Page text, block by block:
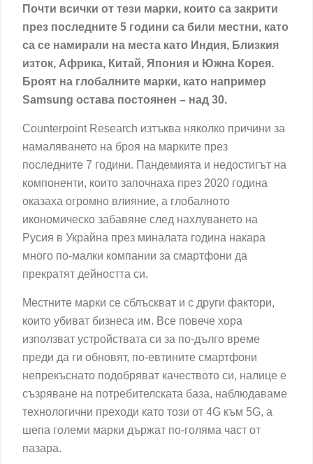
Почти всички от тези марки, които са закрити
през последните 5 години са били местни, като
са се намирали на места като Индия, Близкия
изток, Африка, Китай, Япония и Южна Корея.
Броят на глобалните марки, като например
Samsung остава постоянен – над 30.
Counterpoint Research изтъква няколко причини за
намаляването на броя на марките през
последните 7 години. Пандемията и недостигът на
компоненти, които започнаха през 2020 година
оказаха огромно влияние, а глобалното
икономическо забавяне след нахлуването на
Русия в Украйна през миналата година накара
много по-малки компании за смартфони да
прекратят дейността си.
Местните марки се сблъскват и с други фактори,
които убиват бизнеса им. Все повече хора
използват устройствата си за по-дълго време
преди да ги обновят, по-евтините смартфони
непрекъснато подобряват качеството си, налице е
съзряване на потребителската база, наблюдаваме
технологични преходи като този от 4G към 5G, а
шепа големи марки държат по-голяма част от
пазара.